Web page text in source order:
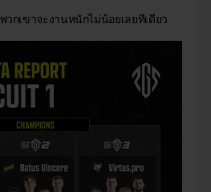
กเขาจะงานหนักไม่น้อยเลยทีเดียว